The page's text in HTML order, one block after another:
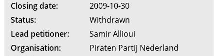
Closing date:
2009-10-30
Status:
Withdrawn
Lead petitioner:
Samir Allioui
Organisation:
Piraten Partij Nederland